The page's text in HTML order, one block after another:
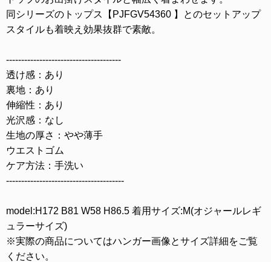
同シリーズのトップス【PJFGV54360 】とのセットアップ
スタイルも着映え効果抜群で素敵。
--------------------------------------
透け感：あり
裏地：あり
伸縮性：あり
光沢感：なし
生地の厚さ：やや薄手
ウエストゴム
ケア方法：手洗い
---------------------------------------
model:H172 B81 W58 H86.5 着用サイズ:M(オジャールレギ
ュラーサイズ)
※実際の商品についてはハンガー画像とサイズ詳細をご覧
ください。